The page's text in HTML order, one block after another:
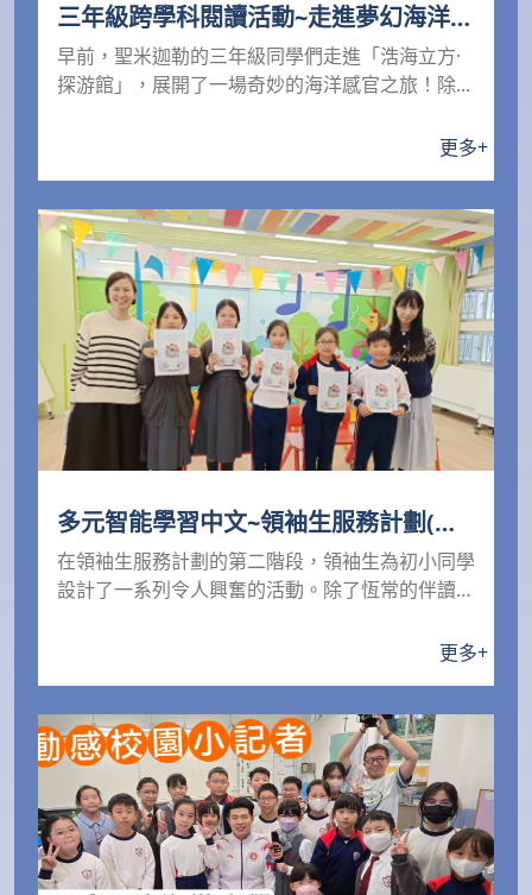
三年級跨學科閱讀活動~走進夢幻海洋教
室‧探索海洋奧秘
早前，聖米迦勒的三年級同學們走進「浩海立方·
探游館」，展開了一場奇妙的海洋感官之旅！除...
更多+
多元智能學習中文~領袖生服務計劃(第
二階段)：提升識字量，探索中華文化，
強化國民身份認同!
在領袖生服務計劃的第二階段，領袖生為初小同學
設計了一系列令人興奮的活動。除了恆常的伴讀活
更多+